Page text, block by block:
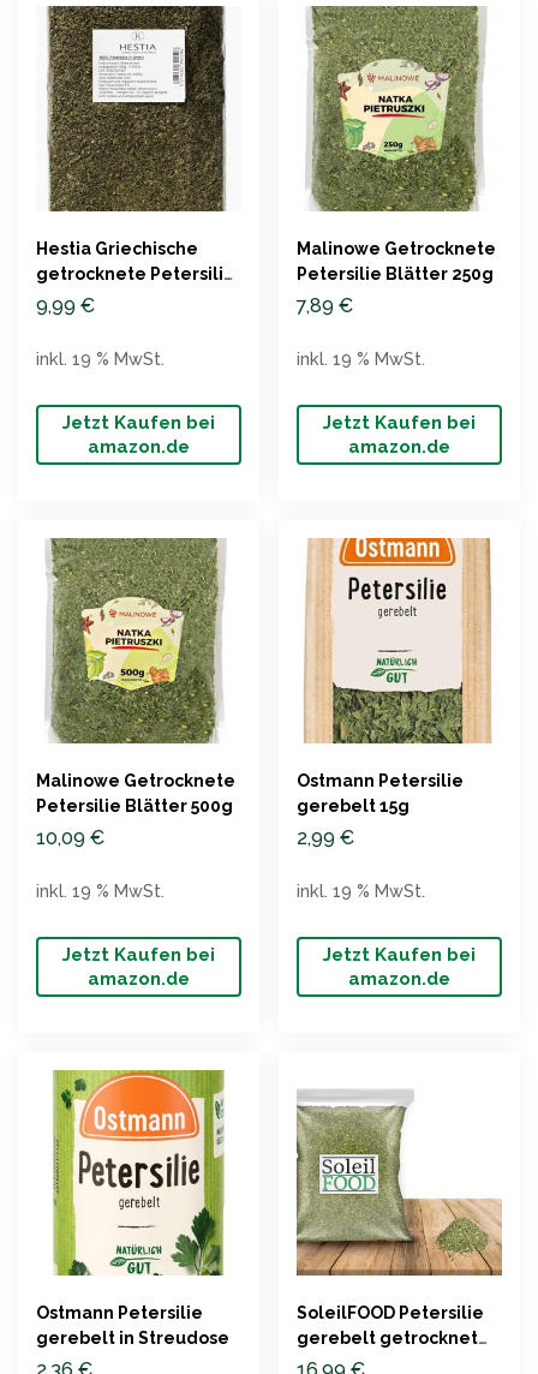
Hestia Griechische
getrocknete Petersilie
500g
9,99 €
Jetzt Kaufen bei
amazon.de
inkl. 19 % MwSt.
Malinowe Getrocknete
Petersilie Blätter 250g
7,89 €
Jetzt Kaufen bei
amazon.de
inkl. 19 % MwSt.
Malinowe Getrocknete
Petersilie Blätter 500g
10,09 €
Jetzt Kaufen bei
amazon.de
inkl. 19 % MwSt.
Ostmann Petersilie
gerebelt 15g
2,99 €
Jetzt Kaufen bei
amazon.de
inkl. 19 % MwSt.
Ostmann Petersilie
gerebelt in Streudose
SoleilFOOD Petersilie
gerebelt getrocknet
1kg